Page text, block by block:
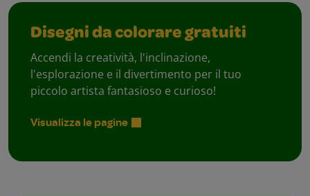
Disegni da colorare gratuiti
Accendi la creatività, l'inclinazione,
l'esplorazione e il divertimento per il tuo
piccolo artista fantasioso e curioso!
Visualizza le pagine